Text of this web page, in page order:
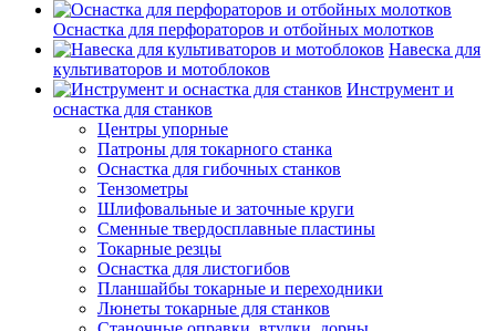
Оснастка для перфораторов и отбойных молотков
Навеска для
культиваторов и мотоблоков
Инструмент и
оснастка для станков
Центры упорные
Патроны для токарного станка
Оснастка для гибочных станков
Тензометры
Шлифовальные и заточные круги
Сменные твердосплавные пластины
Токарные резцы
Оснастка для листогибов
Планшайбы токарные и переходники
Люнеты токарные для станков